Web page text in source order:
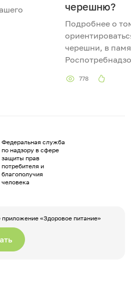
черешню?
Подробнее о
черешни, в
778
Федеральная служба
по надзору в сфере
защиты прав
потребителя и
благополучия
человека
приложение «Здоровое питание»